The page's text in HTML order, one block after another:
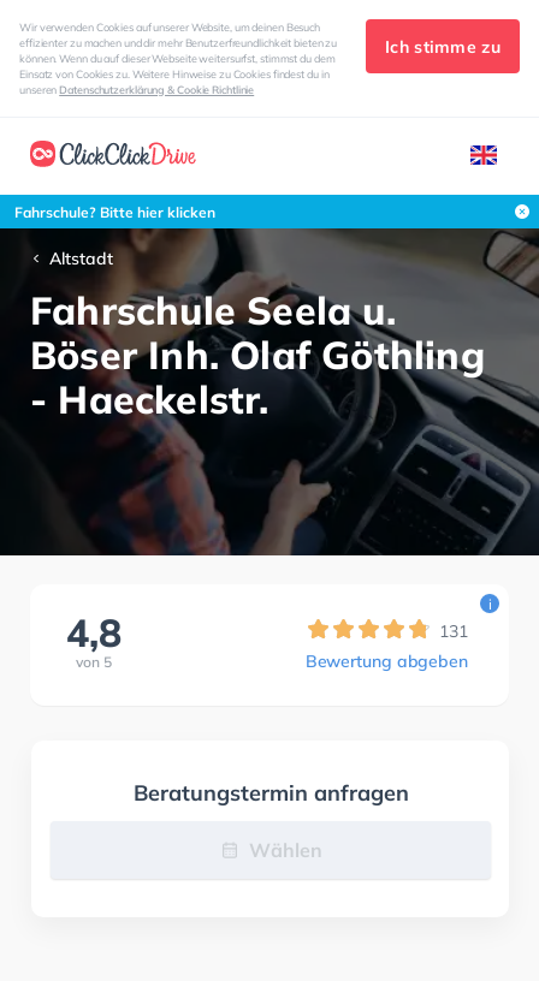
Wir verwenden Cookies auf unserer Website, um deinen Besuch
effizienter zu machen und dir mehr Benutzerfreundlichkeit bieten zu
können. Wenn du auf dieser Webseite weitersurfst, stimmst du dem
Einsatz von Cookies zu. Weitere Hinweise zu Cookies findest du in
unserenDatenschutzerklärung & Cookie Richtlinie
Ich stimme zu
Fahrschule? Bitte hier klicken
Altstadt
Fahrschule Seela u.
Böser Inh. Olaf Göthling
- Haeckelstr.
4,8
von 5
131
Bewertung abgeben
i
Beratungstermin anfragen
Wählen